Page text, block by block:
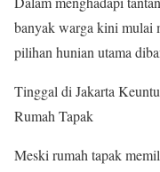
banyak warga kini mulai
pilihan hunian utama
Tinggal di Jakarta
Rumah Tapak
Meski rumah tapak